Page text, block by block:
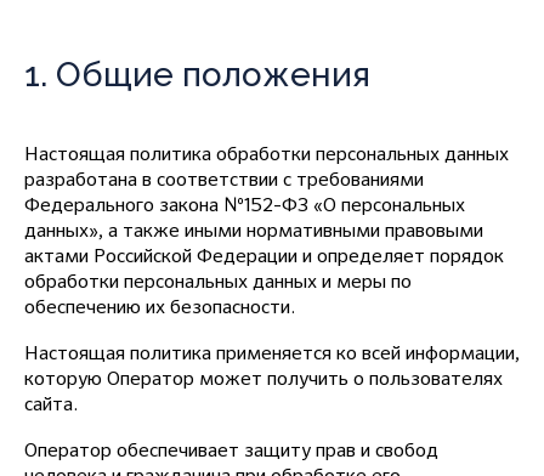
1. Общие положения
Настоящая политика обработки персональных данных
разработана в соответствии с требованиями
Федерального закона №152-ФЗ «О персональных
данных», а также иными нормативными правовыми
актами Российской Федерации и определяет порядок
обработки персональных данных и меры по
обеспечению их безопасности.
Настоящая политика применяется ко всей информации,
которую Оператор может получить о пользователях
сайта.
Оператор обеспечивает защиту прав и свобод